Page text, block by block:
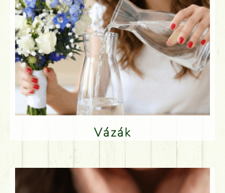
Vázák